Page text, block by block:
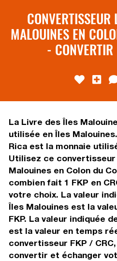
MALOUINES EN
-
La Livre des Îles
utilisée en Îles
Rica est la monnaie
Utilisez ce
Malouines en Colon du
combien fait 1 FKP en
votre choix. La valeur
Îles Malouines est la
FKP. La valeur indiquée
est la valeur en temps
convertisseur FKP /
convertir et échanger